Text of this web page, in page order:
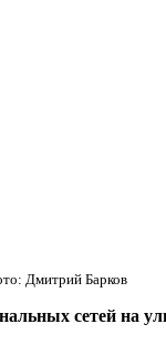
Дмитрий Барков
сетей на